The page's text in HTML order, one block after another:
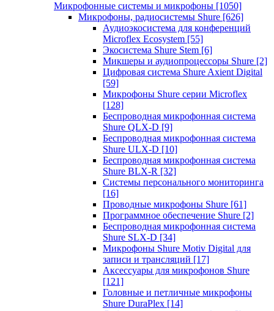
Микрофонные системы и микрофоны [1050]
Микрофоны, радиосистемы Shure [626]
Аудиоэкосистема для конференций
Microflex Ecosystem [55]
Экосистема Shure Stem [6]
Микшеры и аудиопроцессоры Shure [2]
Цифровая система Shure Axient Digital
[59]
Микрофоны Shure серии Microflex
[128]
Беспроводная микрофонная система
Shure QLX-D [9]
Беспроводная микрофонная система
Shure ULX-D [10]
Беспроводная микрофонная система
Shure BLX-R [32]
Системы персонального мониторинга
[16]
Проводные микрофоны Shure [61]
Программное обеспечение Shure [2]
Беспроводная микрофонная система
Shure SLX-D [34]
Микрофоны Shure Motiv Digital для
записи и трансляций [17]
Аксессуары для микрофонов Shure
[121]
Головные и петличные микрофоны
Shure DuraPlex [14]